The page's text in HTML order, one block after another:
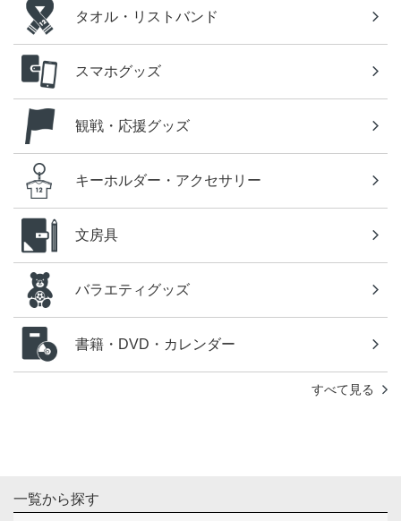
タオル・リストバンド
スマホグッズ
観戦・応援グッズ
キーホルダー・アクセサリー
文房具
バラエティグッズ
書籍・DVD・カレンダー
すべて見る
一覧から探す